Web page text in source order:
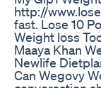
http://
fast. Lose 10
Weight loss
Maaya Khan
Newlife
Can Wegovy